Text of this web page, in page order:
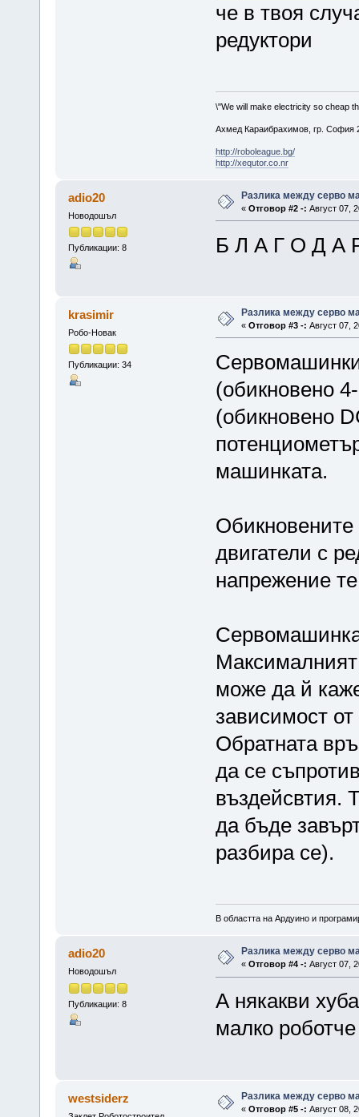
че в твоя
редуктори
\"We will make electricity so cheap
Ахмед Караибрахимов, гр. София
http://roboleague.bg/
http://xequtor.co.nr
adio20
Новодошъл
Публикации: 8
Разлика между серво
« Отговор #2 -: Август 07,
Б Л А Г О Д А
krasimir
Робо-Новак
Публикации: 34
Разлика между серво
« Отговор #3 -: Август 07,
(обикновено
(обикновено
машинката.
Обикновените
двигатели с
напрежение
може да й
зависимост
Обратната
да се
въздейсвтия.
да бъде
разбира се).
В областта на Ардуино и
adio20
Новодошъл
Публикации: 8
Разлика между серво
« Отговор #4 -: Август 07,
А някакви
малко
westsiderz Разлика между серво
« Отговор #5 -: Август 08,